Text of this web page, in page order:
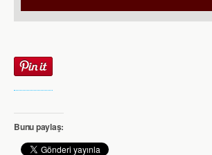
Bunu paylaş: